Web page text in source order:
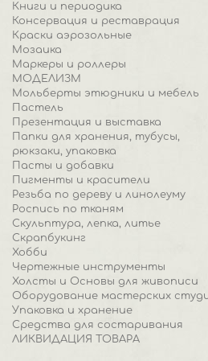
Книги и периодика
Консервация и реставрация
Краски аэрозольные
Мозаика
Маркеры и роллеры
МОДЕЛИЗМ
Мольберты этюдники и мебель
Пастель
Презентация и выставка
Папки для хранения, тубусы,
рюкзаки, упаковка
Пасты и добавки
Пигменты и красители
Резьба по дереву и линолеуму
Роспись по тканям
Скульптура, лепка, литье
Скрапбукинг
Хобби
Чертежные инструменты
Холсты и Основы для живописи
Оборудование мастерских
Упаковка и хранение
Средства для состаривания
ЛИКВИДАЦИЯ ТОВАРА